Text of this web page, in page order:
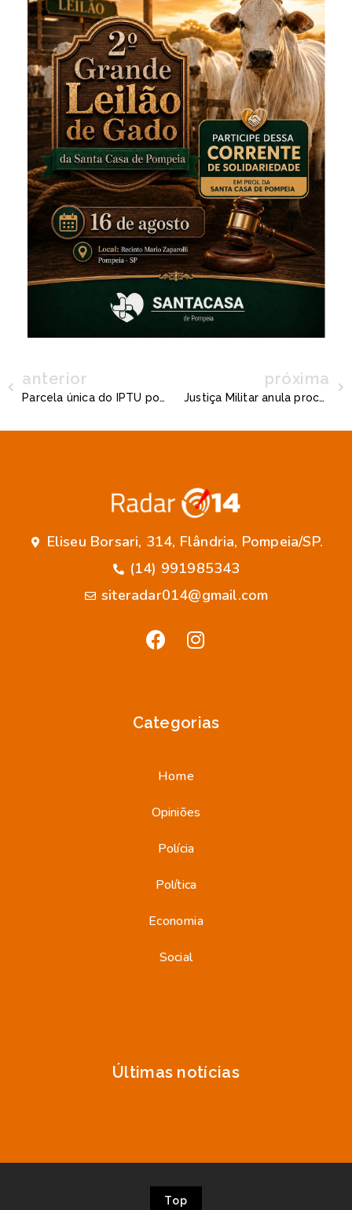
anterior
Parcela única do IPTU pode ser paga até 10 de maio, informa Prefeitura de Pompéia
próxima
Justiça Militar anula processos contra PM que aplicou a lei em filha de vereadora de Marília
Eliseu Borsari, 314, Flândria, Pompeia/SP.
(14) 991985343
siteradar014@gmail.com
Categorias
Home
Opiniões
Polícia
Política
Economia
Social
Últimas notícias
Top